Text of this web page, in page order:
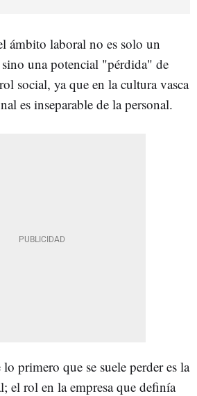
ámbito laboral no es solo un
una potencial "pérdida" de
social, ya que en la cultura vasca
es inseparable de la personal.
primero que se suele perder es la
el rol en la empresa que definía